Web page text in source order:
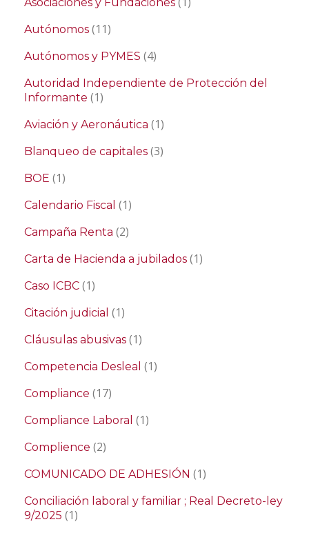
Autónomos (11)
Autónomos y PYMES (4)
Autoridad Independiente de Protección del
Informante (1)
Aviación y Aeronáutica (1)
Blanqueo de capitales (3)
BOE (1)
Calendario Fiscal (1)
Campaña Renta (2)
Carta de Hacienda a jubilados (1)
Caso ICBC (1)
Citación judicial (1)
Cláusulas abusivas (1)
Competencia Desleal (1)
Compliance (17)
Compliance Laboral (1)
Complience (2)
COMUNICADO DE ADHESIÓN (1)
Conciliación laboral y familiar ; Real Decreto-ley
9/2025 (1)